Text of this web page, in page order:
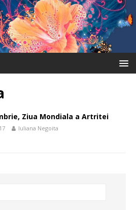
Ziua Mondiala a Artritei
Iuliana Negoita